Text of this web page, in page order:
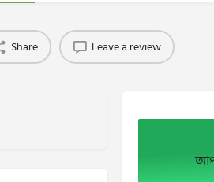
Share Leave a review